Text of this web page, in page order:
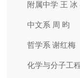
附属中学 王 冰
中文系 周 昀
哲学系 谢红梅
化学与分子工